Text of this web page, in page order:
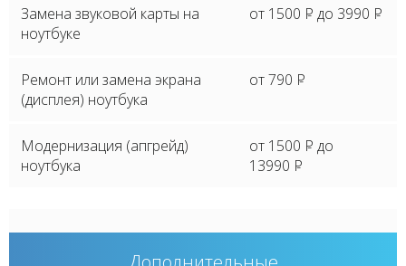
Замена звуковой карты на
ноутбуке
от 1500 P до 3990 P
Ремонт или замена экрана
(дисплея) ноутбука
от 790 P
Модернизация (апгрейд)
ноутбука
от 1500 P до
13990 P